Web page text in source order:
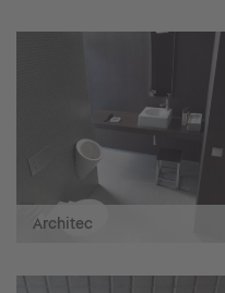
Architec